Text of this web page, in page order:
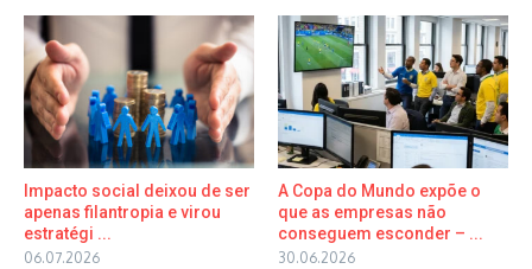
Impacto social deixou de ser
apenas filantropia e virou
estratégi ...
06.07.2026
A Copa do Mundo expõe o
que as empresas não
conseguem esconder – ...
30.06.2026